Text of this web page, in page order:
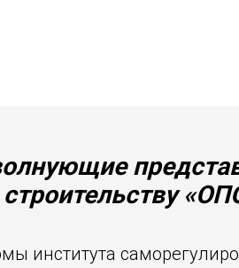
строительству
института